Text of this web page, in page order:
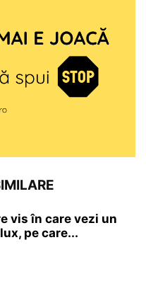
vis în care vezi un
pe care...